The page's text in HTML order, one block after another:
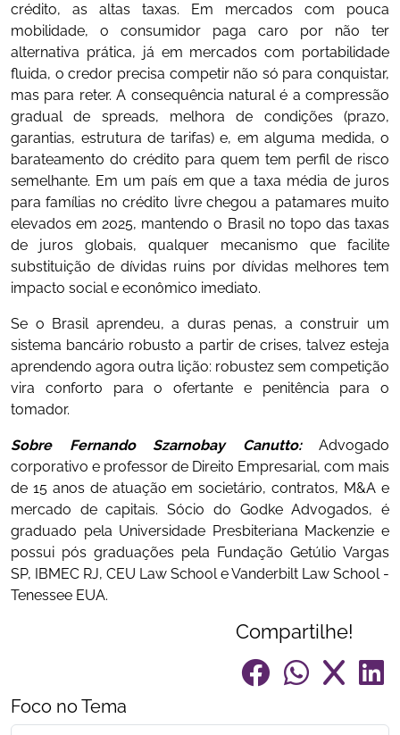
crédito, as altas taxas. Em mercados com pouca
mobilidade, o consumidor paga caro por não ter
alternativa prática, já em mercados com portabilidade
fluida, o credor precisa competir não só para conquistar,
mas para reter. A consequência natural é a compressão
gradual de spreads, melhora de condições (prazo,
garantias, estrutura de tarifas) e, em alguma medida, o
barateamento do crédito para quem tem perfil de risco
semelhante. Em um país em que a taxa média de juros
para famílias no crédito livre chegou a patamares muito
elevados em 2025, mantendo o Brasil no topo das taxas
de juros globais, qualquer mecanismo que facilite
substituição de dívidas ruins por dívidas melhores tem
impacto social e econômico imediato.
Se o Brasil aprendeu, a duras penas, a construir um
sistema bancário robusto a partir de crises, talvez esteja
aprendendo agora outra lição: robustez sem competição
vira conforto para o ofertante e penitência para o
tomador.
Sobre Fernando Szarnobay Canutto: Advogado
corporativo e professor de Direito Empresarial, com mais
de 15 anos de atuação em societário, contratos, M&A e
mercado de capitais. Sócio do Godke Advogados, é
graduado pela Universidade Presbiteriana Mackenzie e
possui pós graduações pela Fundação Getúlio Vargas
SP, IBMEC RJ, CEU Law School e Vanderbilt Law School -
Tenessee EUA.
Compartilhe!
Foco no Tema